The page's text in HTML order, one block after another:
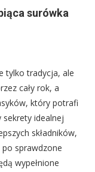
surówka
tylko tradycja, ale
cały rok, a
który potrafi
sekrety idealnej
składników,
sprawdzone
wypełnione